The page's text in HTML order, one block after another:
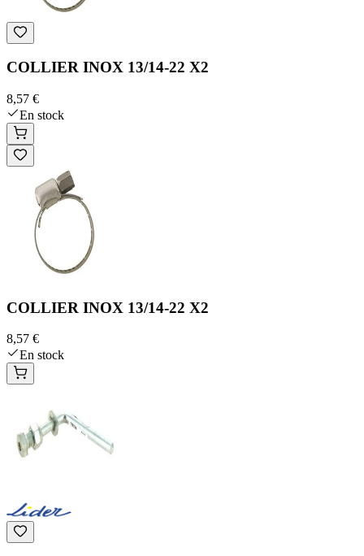
COLLIER INOX 13/14-22 X2
8,57 €
En stock
COLLIER INOX 13/14-22 X2
8,57 €
En stock